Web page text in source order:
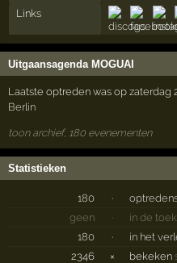
Links
Uitgaansagenda MOGUAI
Laatste optreden was op zaterdag
Berlin
toon archief, 180 evenementen
Statistieken
180 ·
geen
·
in de
180
·
in het
2346
× bekeken